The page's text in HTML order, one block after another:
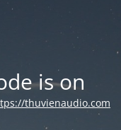
is on
thuvienaudio.com